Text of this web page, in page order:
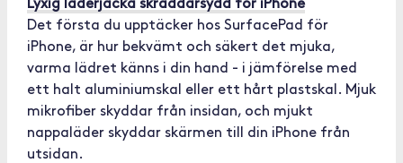
Lyxig läderjacka skräddarsydd för iPhone
Det första du upptäcker hos SurfacePad för
iPhone, är hur bekvämt och säkert det mjuka,
varma lädret känns i din hand - i jämförelse med
ett halt aluminiumskal eller ett hårt plastskal. Mjuk
mikrofiber skyddar från insidan, och mjukt
nappaläder skyddar skärmen till din iPhone från
utsidan.